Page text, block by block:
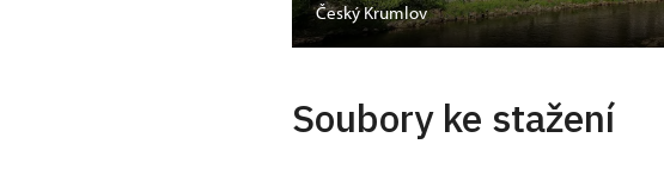
Český Krumlov
Soubory ke stažení